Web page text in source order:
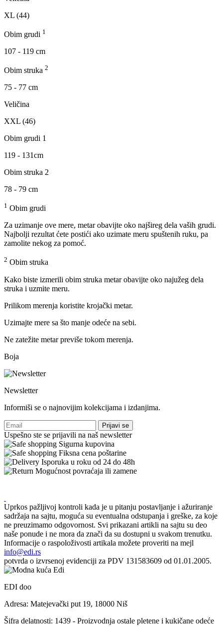
XL (44)
Obim grudi 1
107 - 119 cm
Obim struka 2
75 - 77 cm
Veličina
XXL (46)
Obim grudi 1
119 - 131cm
Obim struka 2
78 - 79 cm
1 Obim grudi
Za uzimanje ove mere, metar obavijte oko najšireg dela vaših grudi.
Najbolji rezultat ćete postići ako uzimate meru spuštenih ruku, pa
zamolite nekog za pomoć.
2 Obim struka
Kako biste izmerili obim struka metar obavijte oko najužeg dela
struka i uzmite meru.
Prilikom merenja koristite krojački metar.
Uzimajte mere sa što manje odeće na sebi.
Ne zatežite metar previše tokom merenja.
Boja
Newsletter
Informiši se o najnovijim kolekcijama i izdanjima.
Prijavi se
Uspešno ste se prijavili na naš newsletter
Sigurna kupovina
Fiksna cena poštarine
Isporuka u roku od 24 do 48h
Mogućnost povraćaja ili zamene
Uprkos pažljivoj kontroli kada je u pitanju postavljanje i ažuriranje
sadržaja na sajtu, moguća su eventualna odstupanja i greške, za koje
ne preuzimamo odgovornost. Svi prikazani artikli na sajtu su deo
naše ponude i ne mora da znači da su dostupni u svakom trenutku.
Informacije o raspoloživosti artikala možete proveriti na mejl
info@edi.rs
potvrda o izvrsenoj evidenciji za PDV 131583609 od 01.01.2005.
EDI doo
Adresa: Matejevački put 19, 18000 Niš
Šifra delatnosti: 1439 - Proizvodnja ostale pletene i kukičane odeće